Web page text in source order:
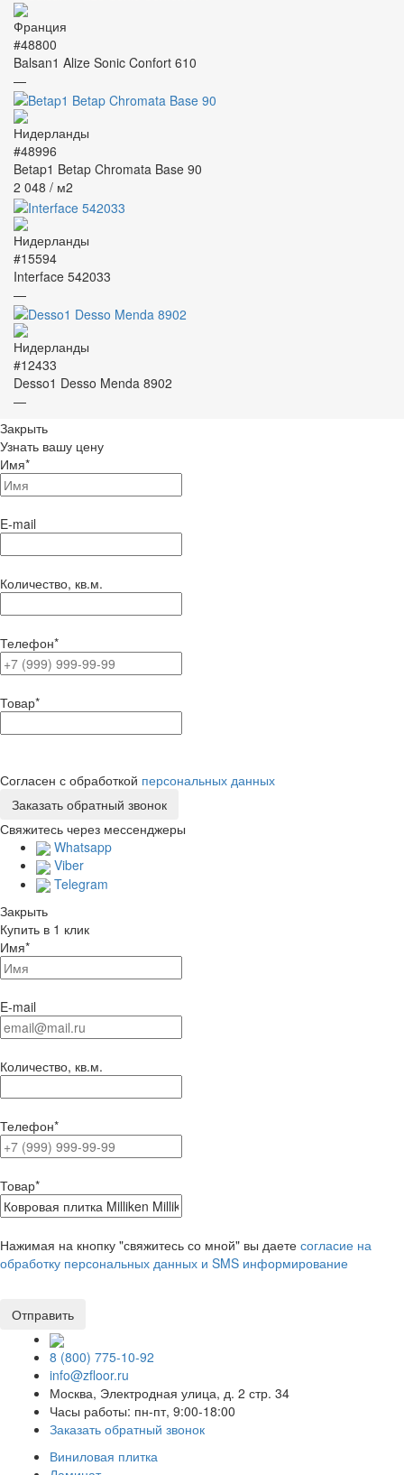
#48800
Balsan1 Alize Sonic Confort 610
—
#48996
Betap1 Betap Chromata Base 90
2 048 / м2
#15594
Interface 542033
—
#12433
Desso1 Desso Menda 8902
—
Закрыть
Узнать вашу цену
Имя*
E-mail
Количество, кв.м.
Телефон*
Товар*
Согласен с обработкой персональных данных
Свяжитесь через мессенджеры
Whatsapp
Viber
Telegram
Закрыть
Купить в 1 клик
Имя*
E-mail
Количество, кв.м.
Телефон*
Товар*
Нажимая на кнопку "свяжитесь со мной" вы даете согласие на
обработку персональных данных и SMS информирование
8 (800) 775-10-92
info@zfloor.ru
Москва, Электродная улица, д. 2 стр. 34
Часы работы: пн-пт, 9:00-18:00
Заказать обратный звонок
Виниловая плитка